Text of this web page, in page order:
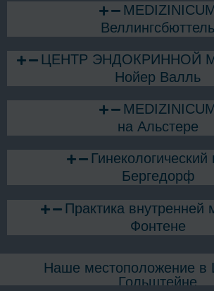
Веллингсбюттель
ЦЕНТР ЭНДОКРИННОЙ
Нойер Валль
на Альстере
Гинекологический
Бергедорф
Практика внутренней
Фонтене
Наше местоположение в
Гольштейне